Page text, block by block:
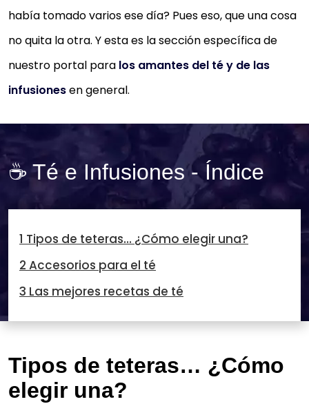
había tomado varios ese día? Pues eso, que una cosa
no quita la otra. Y esta es la sección específica de
nuestro portal para los amantes del té y de las
infusionesen general.
☕ Té e Infusiones - Índice
1 Tipos de teteras… ¿Cómo elegir una?
2 Accesorios para el té
3 Las mejores recetas de té
Tipos de teteras… ¿Cómo
elegir una?